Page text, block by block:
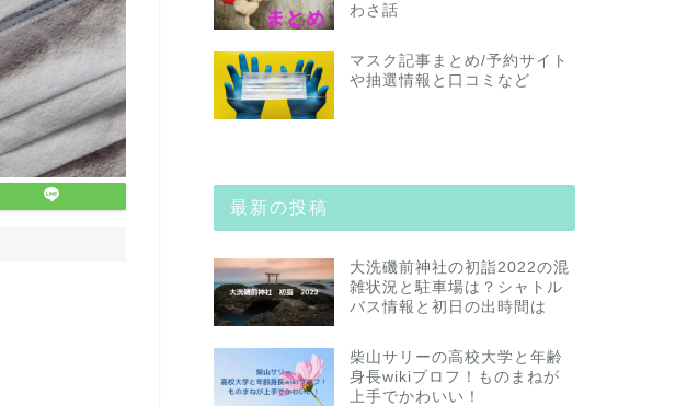
わさ話
マスク記事まとめ/予約サイト
や抽選情報と口コミなど
最新の投稿
大洗磯前神社の初詣2022の混
雑状況と駐車場は？シャトル
バス情報と初日の出時間は
柴山サリーの高校大学と年齢
身長wikiプロフ！ものまねが
上手でかわいい！